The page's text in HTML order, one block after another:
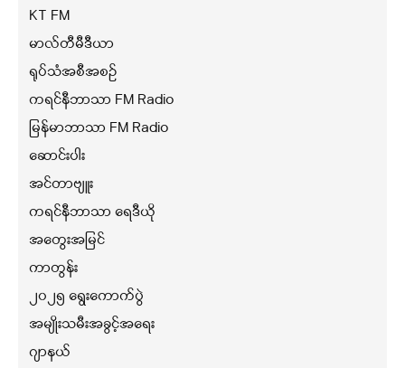
KT FM
မာလ်တီမီဒီယာ
ရုပ်သံအစီအစဉ်
ကရင်နီဘာသာ FM Radio
မြန်မာဘာသာ FM Radio
ဆောင်းပါး
အင်တာဗျူး
ကရင်နီဘာသာ ရေဒီယို
အတွေးအမြင်
ကာတွန်း
၂၀၂၅ ရွေးကောက်ပွဲ
အမျိုးသမီးအခွင့်အရေး
ဂျာနယ်